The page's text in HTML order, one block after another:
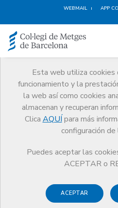
WEBMAIL APP
Esta web utiliza
funcionamiento y la
la web así como cookies
almacenan y recuperan
Clica AQUÍ para más
configuración
Puedes aceptar las
ACEPTAR o
ACEPTAR
Noticias
Comunicación
Noticias
El Colegio de Médicos de Barcelona
#SalutSenseLlar